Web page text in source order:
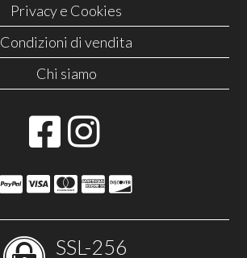
Privacy e Cookies
Condizioni di vendita
Chi siamo
SSL-256